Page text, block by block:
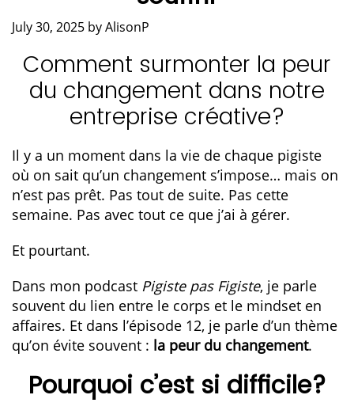
July 30, 2025 byAlisonP
Comment surmonter la peur
du changement dans notre
entreprise créative?
Il y a un moment dans la vie de chaque pigiste
où on sait qu’un changement s’impose… mais on
n’est pas prêt. Pas tout de suite. Pas cette
semaine. Pas avec tout ce que j’ai à gérer.
Et pourtant.
Dans mon podcast Pigiste pas Figiste, je parle
souvent du lien entre le corps et le mindset en
affaires. Et dans l’épisode 12, je parle d’un thème
qu’on évite souvent : la peur du changement.
Pourquoi c’est si difficile?